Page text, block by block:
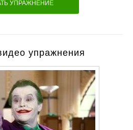
УПРАЖНЕНИЕ
упражнения